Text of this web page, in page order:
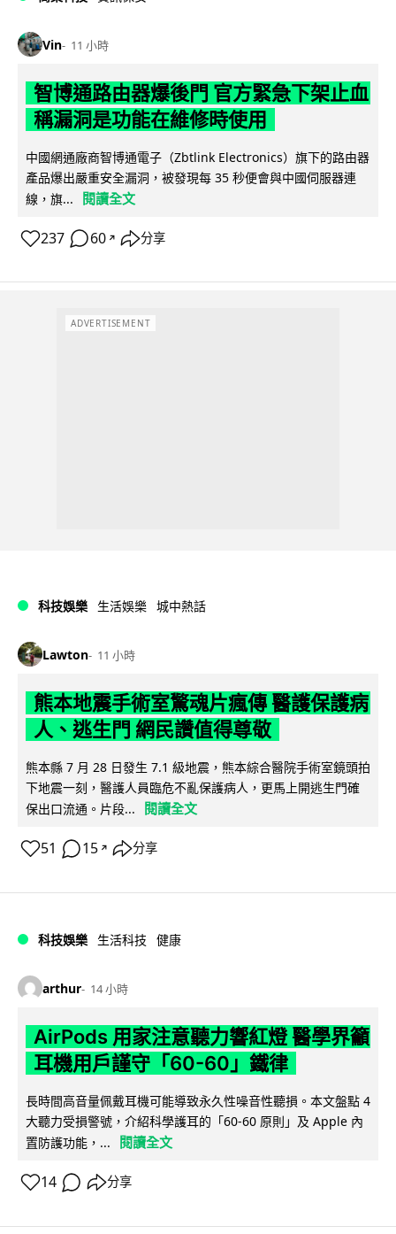
Vin 11 小時
智博通路由器爆後門 官方緊急下架止血
稱漏洞是功能在維修時使用
中國網通廠商智博通電子（Zbtlink Electronics）旗下的路由器
產品爆出嚴重安全漏洞，被發現每 35 秒便會與中國伺服器連
線，旗...
閱讀全文
237 60 ↗ 分享
ADVERTISEMENT
科技娛樂 生活娛樂 城中熱話
Lawton 11 小時
熊本地震手術室驚魂片瘋傳 醫護保護病
人、逃生門 網民讚值得尊敬
熊本縣 7 月 28 日發生 7.1 級地震，熊本綜合醫院手術室鏡頭拍
下地震一刻，醫護人員臨危不亂保護病人，更馬上開逃生門確
保出口流通。片段...
閱讀全文
51 15 ↗ 分享
科技娛樂 生活科技 健康
arthur 14 小時
AirPods 用家注意聽力響紅燈 醫學界籲
耳機用戶謹守「60-60」鐵律
長時間高音量佩戴耳機可能導致永久性噪音性聽損。本文盤點 4
大聽力受損警號，介紹科學護耳的「60-60 原則」及 Apple 內
置防護功能，...
閱讀全文
14 分享